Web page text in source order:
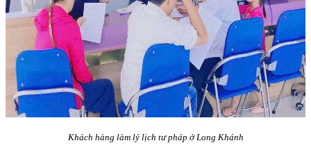
Khách hàng làm lý lịch tư pháp ở Long Khánh